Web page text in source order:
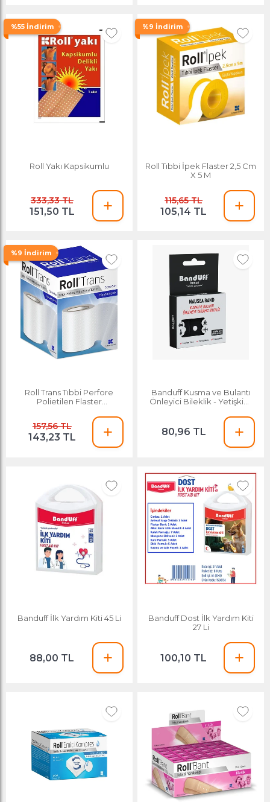
%55 İndirim
Roll Yakı Kapsikumlu
333,33 TL
151,50 TL
%9 İndirim
Roll Tıbbi İpek Flaster 2,5 Cm
X 5 M
115,65 TL
105,14 TL
%9 İndirim
Roll Trans Tıbbi Perfore
Polietilen Flaster
157,56 TL
143,23 TL
Banduff Kusma ve Bulantı
Önleyici Bileklik - Yetişkin /
80,96 TL
Banduff İlk Yardım Kiti 45 Li
88,00 TL
Banduff Dost İlk Yardım Kiti
27 Li
100,10 TL